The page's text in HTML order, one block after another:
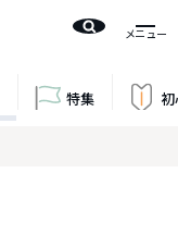
特集